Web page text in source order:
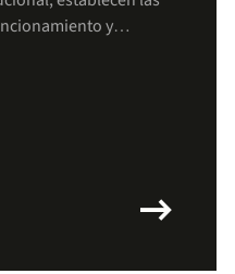
y
arrow_right_alt